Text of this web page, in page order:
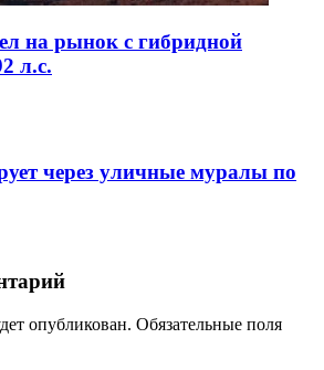
на рынок с гибридной
л.с.
через уличные муралы по
опубликован. Обязательные поля